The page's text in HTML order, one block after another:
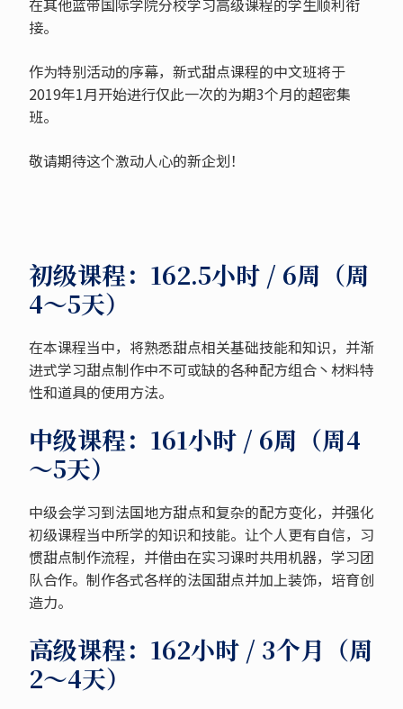
接。
作为特别活动的序幕，新式甜点课程的中文班将于
2019年1月开始进行仅此一次的为期3个月的超密集
班。
敬请期待这个激动人心的新企划！
初级课程：162.5小时 / 6周（周
4～5天）
在本课程当中，将熟悉甜点相关基础技能和知识，并渐
进式学习甜点制作中不可或缺的各种配方组合丶材料特
性和道具的使用方法。
中级课程：161小时 / 6周（周4
～5天）
中级会学习到法国地方甜点和复杂的配方变化，并强化
初级课程当中所学的知识和技能。让个人更有自信，习
惯甜点制作流程，并借由在实习课时共用机器，学习团
队合作。制作各式各样的法国甜点并加上装饰，培育创
造力。
高级课程：162小时 / 3个月（周
2～4天）